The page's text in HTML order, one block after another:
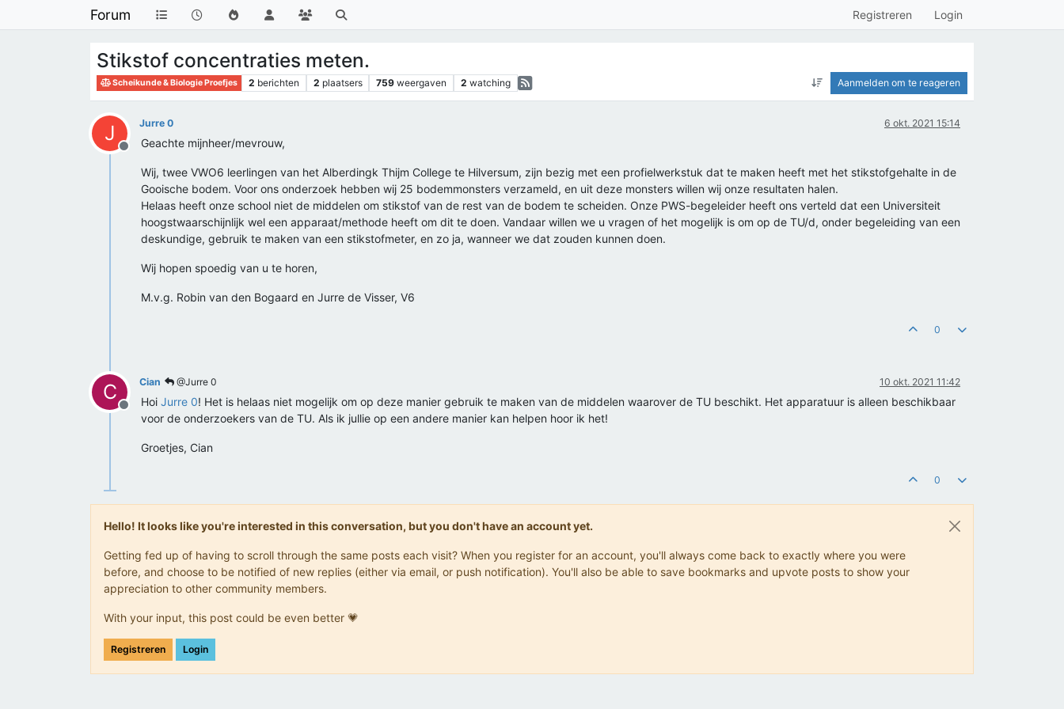
Forum Registreren Login
Stikstof concentraties meten.
Scheikunde & Biologie Proefjes 2 berichten 2 plaatsers 759 weergaven 2 watching Aanmelden om te reageren
J
Offline
Jurre 0 6 okt. 2021 15:14
Geachte mijnheer/mevrouw,
Wij, twee VWO6 leerlingen van het Alberdingk Thijm College te Hilversum, zijn bezig met een profielwerkstuk dat te maken heeft met het stikstofgehalte in de
Gooische bodem. Voor ons onderzoek hebben wij 25 bodemmonsters verzameld, en uit deze monsters willen wij onze resultaten halen.
Helaas heeft onze school niet de middelen om stikstof van de rest van de bodem te scheiden. Onze PWS-begeleider heeft ons verteld dat een Universiteit
hoogstwaarschijnlijk wel een apparaat/methode heeft om dit te doen. Vandaar willen we u vragen of het mogelijk is om op de TU/d, onder begeleiding van een
deskundige, gebruik te maken van een stikstofmeter, en zo ja, wanneer we dat zouden kunnen doen.
Wij hopen spoedig van u te horen,
M.v.g. Robin van den Bogaard en Jurre de Visser, V6
0
C
Offline
Cian @Jurre 0 10 okt. 2021 11:42
Hoi Jurre 0! Het is helaas niet mogelijk om op deze manier gebruik te maken van de middelen waarover de TU beschikt. Het apparatuur is alleen beschikbaar
voor de onderzoekers van de TU. Als ik jullie op een andere manier kan helpen hoor ik het!
Groetjes, Cian
0
Hello! It looks like you're interested in this conversation, but you don't have an account yet.
Getting fed up of having to scroll through the same posts each visit? When you register for an account, you'll always come back to exactly where you were
before, and choose to be notified of new replies (either via email, or push notification). You'll also be able to save bookmarks and upvote posts to show your
appreciation to other community members.
With your input, this post could be even better 💗
Registreren Login